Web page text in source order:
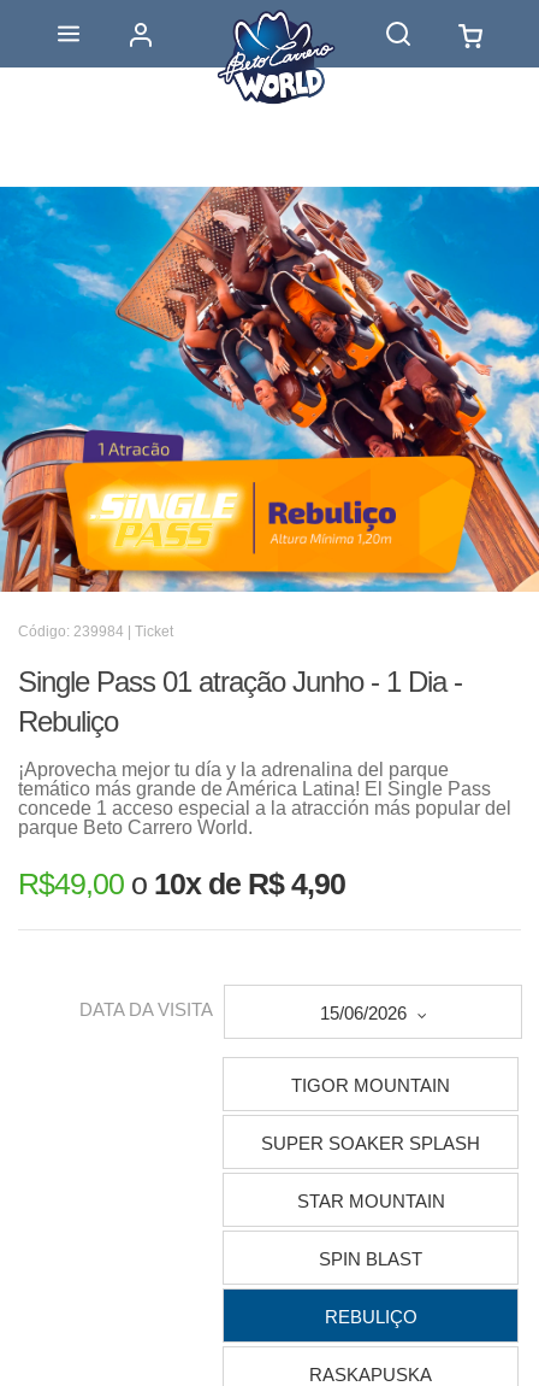
Código: 239984 | Ticket
Single Pass 01 atração Junho - 1 Dia -
Rebuliço
¡Aprovecha mejor tu día y la adrenalina del parque
temático más grande de América Latina! El Single Pass
concede 1 acceso especial a la atracción más popular del
parque Beto Carrero World.
R$49,00 o 10x de R$ 4,90
DATA DA VISITA 15/06/2026
TIGOR MOUNTAIN
SUPER SOAKER SPLASH
STAR MOUNTAIN
SPIN BLAST
REBULIÇO
RASKAPUSKA